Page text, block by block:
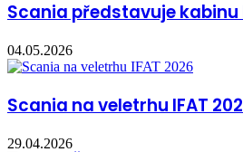
Scania představuje
04.05.2026
Scania na veletrhu IFAT
29.04.2026